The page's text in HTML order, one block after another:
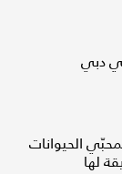
دبي
الحيوانات
لها